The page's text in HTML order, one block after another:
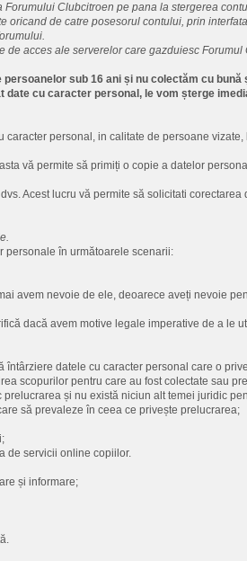
Clubcitroen pe pana la stergerea
oricand de catre posesorul contului, prin
acces ale serverelor care gazduiesc
sub 16 ani și nu colectăm cu bună
date cu caracter personal, le vom șterge
personal, in calitate de persoane
vă permite să primiți o copie a datelor
Acest lucru vă permite să solicitati
personale în următoarele scenarii:
avem nevoie de ele, deoarece aveți nevoie
dacă avem motive legale imperative de a le
datele cu caracter personal care o
scopurilor pentru care au fost colectate sau
și nu există niciun alt temei juridic
să prevaleze în ceea ce privește prelucrarea;
de servicii online copiilor.
și informare;